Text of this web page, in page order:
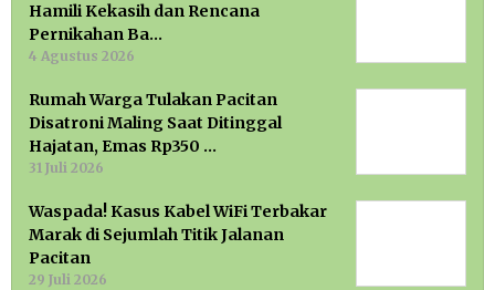
Hamili Kekasih dan Rencana
Pernikahan Ba…
4 Agustus 2026
Rumah Warga Tulakan Pacitan
Disatroni Maling Saat Ditinggal
Hajatan, Emas Rp350 …
31 Juli 2026
Waspada! Kasus Kabel WiFi Terbakar
Marak di Sejumlah Titik Jalanan
Pacitan
29 Juli 2026